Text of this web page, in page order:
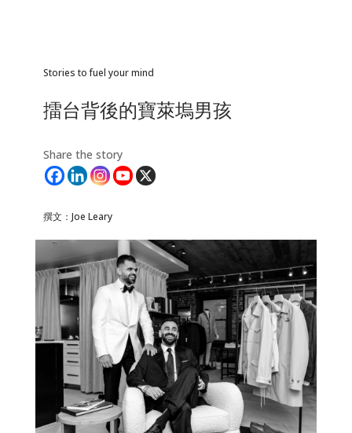
Stories to fuel your mind
擂台背後的寶萊塢男孩
Share the story
撰文：Joe Leary